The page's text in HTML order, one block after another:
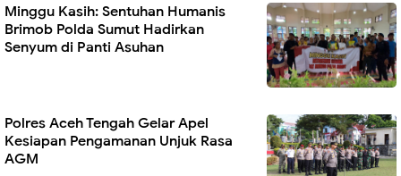
Minggu Kasih: Sentuhan Humanis
Brimob Polda Sumut Hadirkan
Senyum di Panti Asuhan
Polres Aceh Tengah Gelar Apel
Kesiapan Pengamanan Unjuk Rasa
AGM